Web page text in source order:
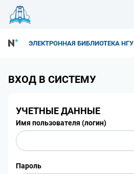
ЭЛЕКТРОННАЯ БИБЛИОТЕКА НГУ
ВХОД В СИСТЕМУ
УЧЕТНЫЕ ДАННЫЕ
Имя пользователя (логин)
Пароль